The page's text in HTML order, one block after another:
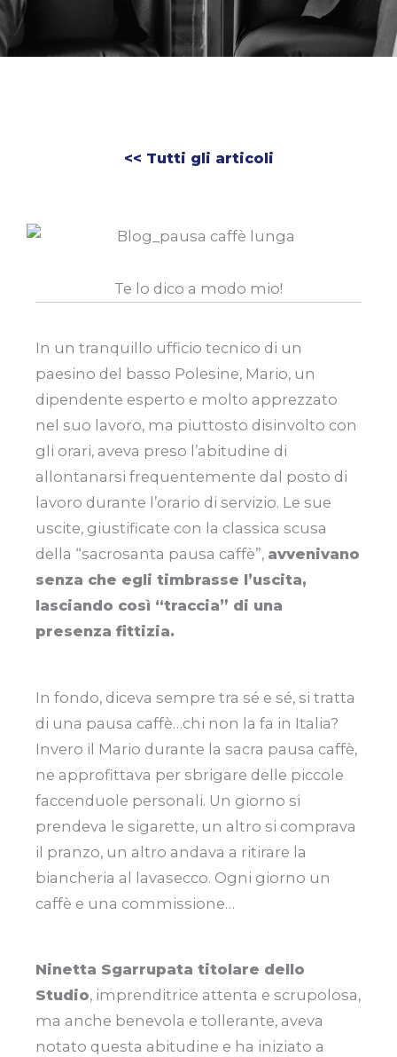
<< Tutti gli articoli
Te lo dico a modo mio!
In un tranquillo ufficio tecnico di un
paesino del basso Polesine, Mario, un
dipendente esperto e molto apprezzato
nel suo lavoro, ma piuttosto disinvolto con
gli orari, aveva preso l’abitudine di
allontanarsi frequentemente dal posto di
lavoro durante l’orario di servizio. Le sue
uscite, giustificate con la classica scusa
della “sacrosanta pausa caffè”, avvenivano
senza che egli timbrasse l’uscita,
lasciando così “traccia” di una
presenza fittizia.
In fondo, diceva sempre tra sé e sé, si tratta
di una pausa caffè…chi non la fa in Italia?
Invero il Mario durante la sacra pausa caffè,
ne approfittava per sbrigare delle piccole
faccenduole personali. Un giorno si
prendeva le sigarette, un altro si comprava
il pranzo, un altro andava a ritirare la
biancheria al lavasecco. Ogni giorno un
caffè e una commissione…
Ninetta Sgarrupata titolare dello
Studio, imprenditrice attenta e scrupolosa,
ma anche benevola e tollerante, aveva
notato questa abitudine e ha iniziato a